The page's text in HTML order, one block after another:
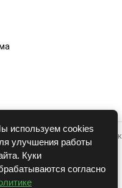
на системе для авторазборок
CARRO.БИЗНЕС
Полная версия
используем cookies
улучшения работы
Куки
согласно